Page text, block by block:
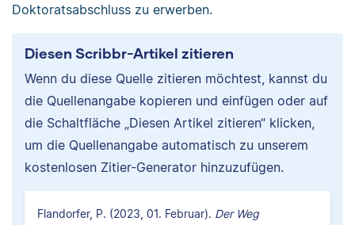
Doktoratsabschluss zu erwerben.
Diesen Scribbr-Artikel zitieren
Wenn du diese Quelle zitieren möchtest, kannst du
die Quellenangabe kopieren und einfügen oder auf
die Schaltfläche „Diesen Artikel zitieren“ klicken,
um die Quellenangabe automatisch zu unserem
kostenlosen Zitier-Generator hinzuzufügen.
Flandorfer, P. (2023, 01. Februar). Der Weg